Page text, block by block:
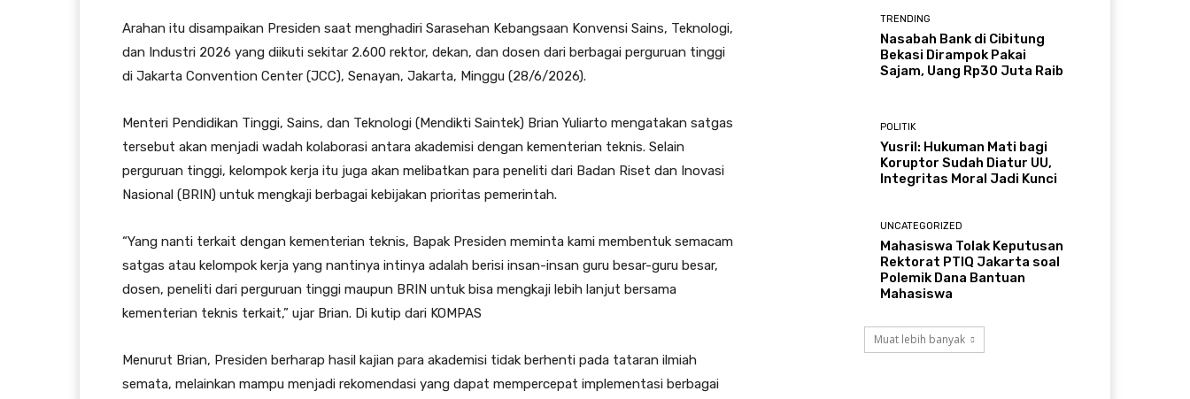
Arahan itu disampaikan Presiden saat menghadiri Sarasehan Kebangsaan Konvensi Sains, Teknologi,
dan Industri 2026 yang diikuti sekitar 2.600 rektor, dekan, dan dosen dari berbagai perguruan tinggi
di Jakarta Convention Center (JCC), Senayan, Jakarta, Minggu (28/6/2026).
Menteri Pendidikan Tinggi, Sains, dan Teknologi (Mendikti Saintek) Brian Yuliarto mengatakan satgas
tersebut akan menjadi wadah kolaborasi antara akademisi dengan kementerian teknis. Selain
perguruan tinggi, kelompok kerja itu juga akan melibatkan para peneliti dari Badan Riset dan Inovasi
Nasional (BRIN) untuk mengkaji berbagai kebijakan prioritas pemerintah.
“Yang nanti terkait dengan kementerian teknis, Bapak Presiden meminta kami membentuk semacam
satgas atau kelompok kerja yang nantinya intinya adalah berisi insan-insan guru besar-guru besar,
dosen, peneliti dari perguruan tinggi maupun BRIN untuk bisa mengkaji lebih lanjut bersama
kementerian teknis terkait,” ujar Brian. Di kutip dari KOMPAS
Menurut Brian, Presiden berharap hasil kajian para akademisi tidak berhenti pada tataran ilmiah
semata, melainkan mampu menjadi rekomendasi yang dapat mempercepat implementasi berbagai
TRENDING
Nasabah Bank di Cibitung
Bekasi Dirampok Pakai
Sajam, Uang Rp30 Juta Raib
POLITIK
Yusril: Hukuman Mati bagi
Koruptor Sudah Diatur UU,
Integritas Moral Jadi Kunci
UNCATEGORIZED
Mahasiswa Tolak Keputusan
Rektorat PTIQ Jakarta soal
Polemik Dana Bantuan
Mahasiswa
Muat lebih banyak